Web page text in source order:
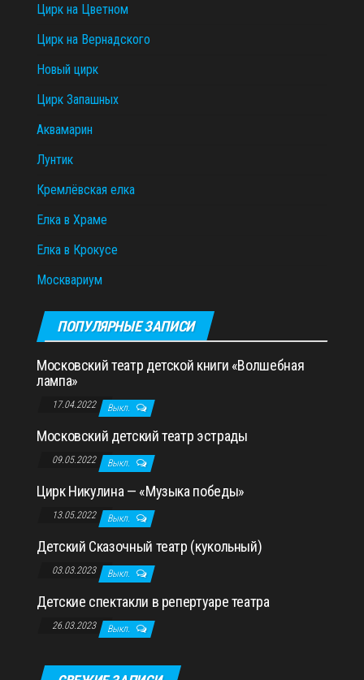
Цирк на Цветном
Цирк на Вернадского
Новый цирк
Цирк Запашных
Аквамарин
Лунтик
Кремлёвская елка
Елка в Храме
Елка в Крокусе
Москвариум
ПОПУЛЯРНЫЕ ЗАПИСИ
Московский театр детской книги «Волшебная
лампа»
17.04.2022 Выкл.
Московский детский театр эстрады
09.05.2022 Выкл.
Цирк Никулина — «Музыка победы»
13.05.2022 Выкл.
Детский Сказочный театр (кукольный)
03.03.2023 Выкл.
Детские спектакли в репертуаре театра
26.03.2023 Выкл.